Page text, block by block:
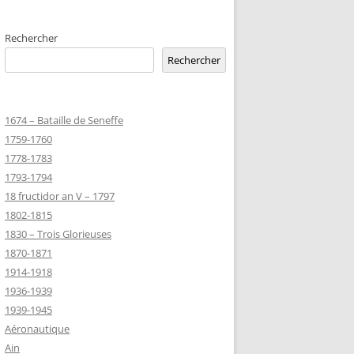
DE
MARIE
SUR-
DU CLION-
Rechercher
Rechercher
1674 – Bataille de Seneffe
1759-1760
1778-1783
1793-1794
18 fructidor an V – 1797
1802-1815
1830 – Trois Glorieuses
1870-1871
1914-1918
1936-1939
1939-1945
Aéronautique
Ain